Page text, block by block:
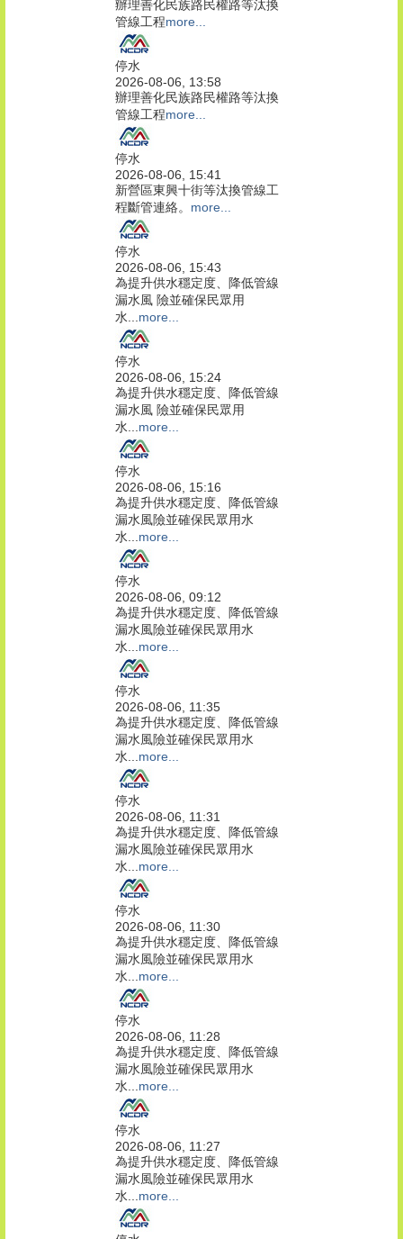
辦理善化民族路民權路等汰換
管線工程more...
停水
2026-08-06, 13:58
辦理善化民族路民權路等汰換
管線工程more...
停水
2026-08-06, 15:41
新營區東興十街等汰換管線工
程斷管連絡。 more...
停水
2026-08-06, 15:43
為提升供水穩定度、降低管線
漏水風 險並確保民眾用
水... more...
停水
2026-08-06, 15:24
為提升供水穩定度、降低管線
漏水風 險並確保民眾用
水... more...
停水
2026-08-06, 15:16
為提升供水穩定度、降低管線
漏水風險並確保民眾用水
水... more...
停水
2026-08-06, 09:12
為提升供水穩定度、降低管線
漏水風險並確保民眾用水
水... more...
停水
2026-08-06, 11:35
為提升供水穩定度、降低管線
漏水風險並確保民眾用水
水... more...
停水
2026-08-06, 11:31
為提升供水穩定度、降低管線
漏水風險並確保民眾用水
水... more...
停水
2026-08-06, 11:30
為提升供水穩定度、降低管線
漏水風險並確保民眾用水
水... more...
停水
2026-08-06, 11:28
為提升供水穩定度、降低管線
漏水風險並確保民眾用水
水... more...
停水
2026-08-06, 11:27
為提升供水穩定度、降低管線
漏水風險並確保民眾用水
水... more...